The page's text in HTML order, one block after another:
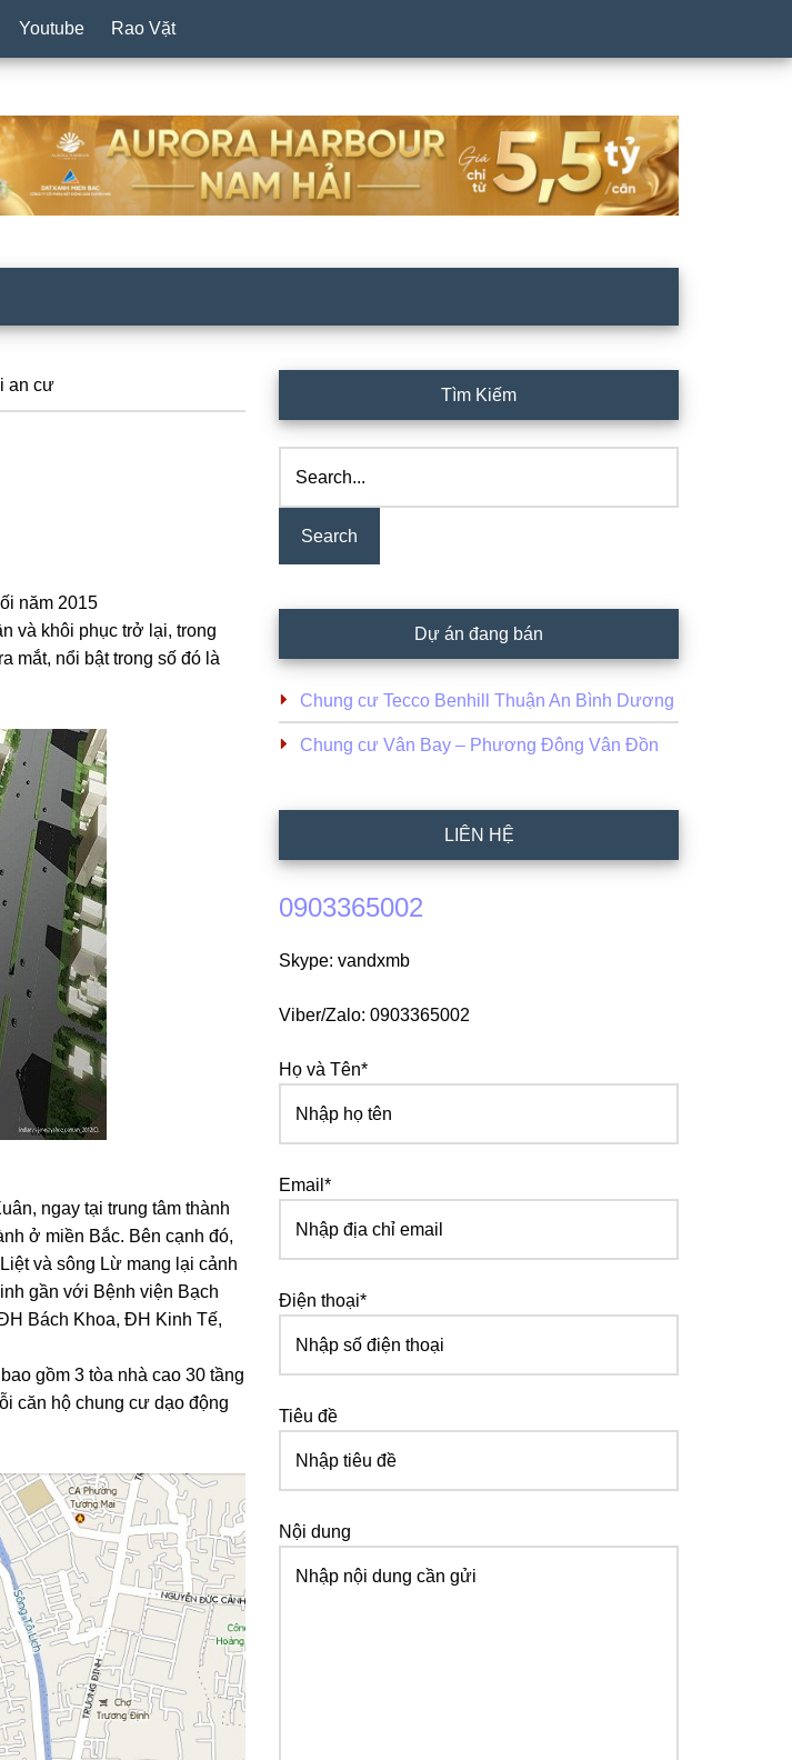
Youtube Rao Vặt
an cư
năm 2015
và khôi phục trở lại, trong
mắt, nổi bật trong số đó là
ngay tại trung tâm thành
ở miền Bắc. Bên cạnh đó,
và sông Lừ mang lại cảnh
gần với Bệnh viện Bạch
Bách Khoa, ĐH Kinh Tế,
gồm 3 tòa nhà cao 30 tầng
căn hộ chung cư dạo động
Sidebar
Tìm Kiếm
Dự án đang bán
Chung cư Tecco Benhill Thuận An Bình Dương
Chung cư Vân Bay – Phương Đông Vân Đồn
LIÊN HỆ
0903365002
Skype: vandxmb
Viber/Zalo: 0903365002
Họ và Tên*
Email*
Điện thoại*
Tiêu đề
Nội dung